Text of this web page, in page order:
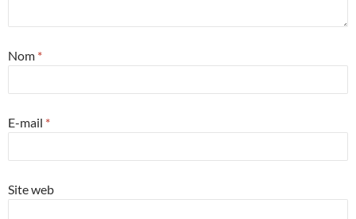
Nom *
E-mail *
Site web